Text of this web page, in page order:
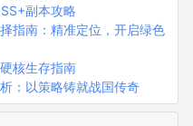
副本攻略
指南：精准定位，开启绿色
核生存指南
：以策略铸就战国传奇